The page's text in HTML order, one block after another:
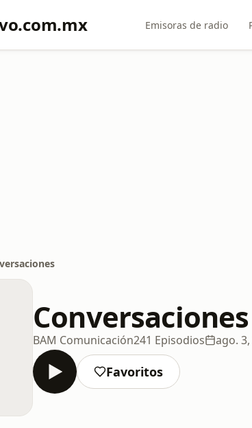
Emisoras de radio
Conversaciones
BAM Comunicación241 Episodios ago.
Favoritos